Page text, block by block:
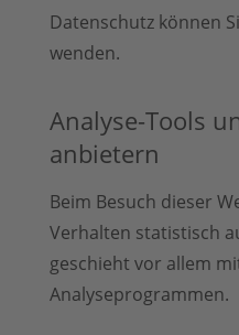
Datenschutz können
wenden.
Analyse-Tools
anbietern
Beim Besuch dieser
Verhalten statistisch
geschieht vor allem
Analyseprogrammen.